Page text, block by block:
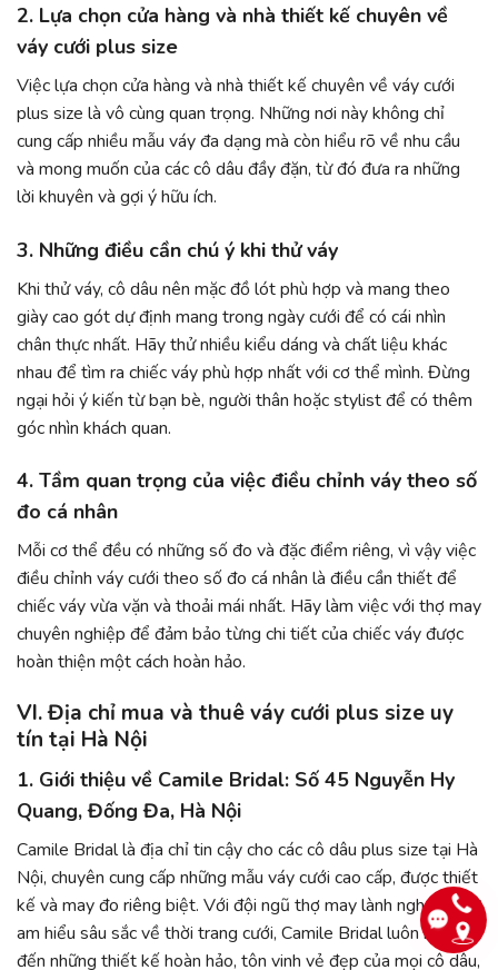
2. Lựa chọn cửa hàng và nhà thiết kế chuyên về
váy cưới plus size
Việc lựa chọn cửa hàng và nhà thiết kế chuyên về váy cưới
plus size là vô cùng quan trọng. Những nơi này không chỉ
cung cấp nhiều mẫu váy đa dạng mà còn hiểu rõ về nhu cầu
và mong muốn của các cô dâu đầy đặn, từ đó đưa ra những
lời khuyên và gợi ý hữu ích.
3. Những điều cần chú ý khi thử váy
Khi thử váy, cô dâu nên mặc đồ lót phù hợp và mang theo
giày cao gót dự định mang trong ngày cưới để có cái nhìn
chân thực nhất. Hãy thử nhiều kiểu dáng và chất liệu khác
nhau để tìm ra chiếc váy phù hợp nhất với cơ thể mình. Đừng
ngại hỏi ý kiến từ bạn bè, người thân hoặc stylist để có thêm
góc nhìn khách quan.
4. Tầm quan trọng của việc điều chỉnh váy theo số
đo cá nhân
Mỗi cơ thể đều có những số đo và đặc điểm riêng, vì vậy việc
điều chỉnh váy cưới theo số đo cá nhân là điều cần thiết để
chiếc váy vừa vặn và thoải mái nhất. Hãy làm việc với thợ may
chuyên nghiệp để đảm bảo từng chi tiết của chiếc váy được
hoàn thiện một cách hoàn hảo.
VI. Địa chỉ mua và thuê váy cưới plus size uy
tín tại Hà Nội
1. Giới thiệu về Camile Bridal: Số 45 Nguyễn Hy
Quang, Đống Đa, Hà Nội
Camile Bridal là địa chỉ tin cậy cho các cô dâu plus size tại Hà
Nội, chuyên cung cấp những mẫu váy cưới cao cấp, được thiết
kế và may đo riêng biệt. Với đội ngũ thợ may lành nghề và sự
am hiểu sâu sắc về thời trang cưới, Camile Bridal luôn mang
đến những thiết kế hoàn hảo, tôn vinh vẻ đẹp của mọi cô dâu,